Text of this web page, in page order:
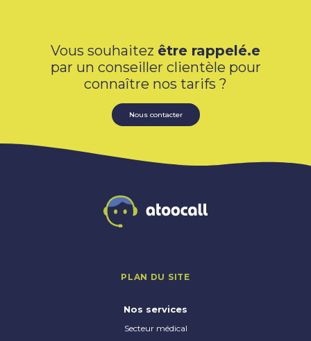
Vous souhaitez être rappelé.e
par un conseiller clientèle pour
connaître nos tarifs ?
Nous contacter
PLAN DU SITE
Nos services
Secteur médical